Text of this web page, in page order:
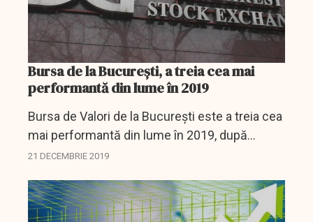
Bursa de la Bucureşti, a treia cea mai
performantă din lume în 2019
Bursa de Valori de la Bucureşti este a treia cea
mai performantă din lume în 2019, după
Grecia şi Rusia, în contextul în care în urmă cu
21 DECEMBRIE 2019